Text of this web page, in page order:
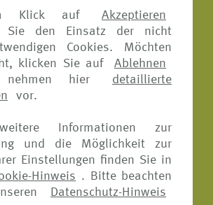
Klick auf
Akzeptieren
Sie den Einsatz der nicht
Cookies. Möchten
klicken Sie auf
Ablehnen
nehmen hier
detaillierte
vor.
Informationen zur
und die Möglichkeit zur
Einstellungen finden Sie in
Hinweis . Bitte beachten
Datenschutz-Hinweis
Versicherung
Versicherung
Versicherung
und Versicherer. Details
jeweiligen Versicherungsbedingungen.